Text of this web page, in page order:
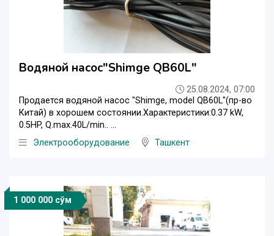
Водяной насос"Shimge QB60L"
25.08.2024, 07:00
Продается водяной насос "Shimge, model QB60L"(пр-во
Китай) в хорошем состоянии.Характеристики:0.37 kW,
0.5HP, Q.max.40L/min.. ...
Электрооборудование
Ташкент
1 000 000 сўм